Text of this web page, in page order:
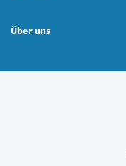
Über uns